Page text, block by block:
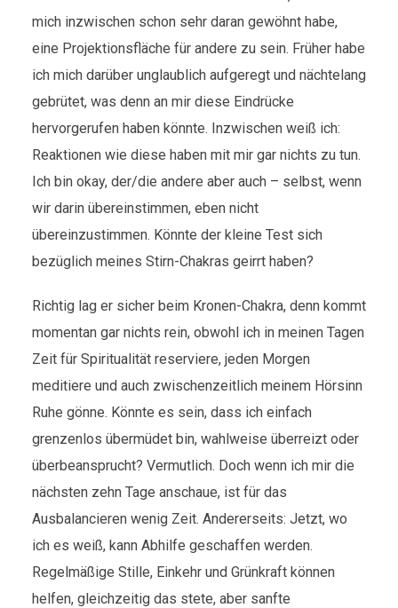
mich inzwischen schon sehr daran gewöhnt habe,
eine Projektionsfläche für andere zu sein. Früher habe
ich mich darüber unglaublich aufgeregt und nächtelang
gebrütet, was denn an mir diese Eindrücke
hervorgerufen haben könnte. Inzwischen weiß ich:
Reaktionen wie diese haben mit mir gar nichts zu tun.
Ich bin okay, der/die andere aber auch – selbst, wenn
wir darin übereinstimmen, eben nicht
übereinzustimmen. Könnte der kleine Test sich
bezüglich meines Stirn-Chakras geirrt haben?
Richtig lag er sicher beim Kronen-Chakra, denn kommt
momentan gar nichts rein, obwohl ich in meinen Tagen
Zeit für Spiritualität reserviere, jeden Morgen
meditiere und auch zwischenzeitlich meinem Hörsinn
Ruhe gönne. Könnte es sein, dass ich einfach
grenzenlos übermüdet bin, wahlweise überreizt oder
überbeansprucht? Vermutlich. Doch wenn ich mir die
nächsten zehn Tage anschaue, ist für das
Ausbalancieren wenig Zeit. Andererseits: Jetzt, wo
ich es weiß, kann Abhilfe geschaffen werden.
Regelmäßige Stille, Einkehr und Grünkraft können
helfen, gleichzeitig das stete, aber sanfte